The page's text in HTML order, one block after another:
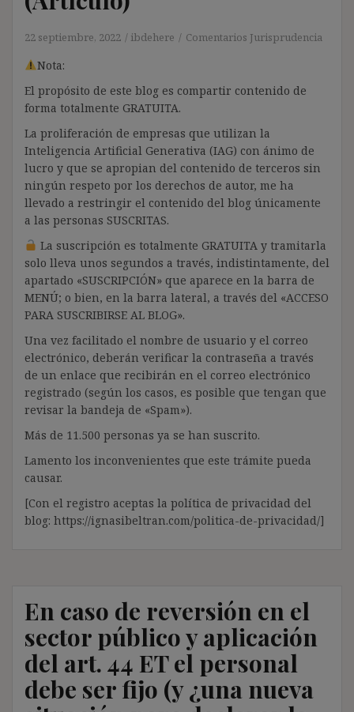
22 septiembre, 2022 ibdehere Comentarios Jurisprudencia
Nota:
El propósito de este blog es compartir contenido de
forma totalmente GRATUITA.
La proliferación de empresas que utilizan la
Inteligencia Artificial Generativa (IAG) con ánimo de
lucro y que se apropian del contenido de terceros sin
ningún respeto por los derechos de autor, me ha
llevado a restringir el contenido del blog únicamente
a las personas SUSCRITAS.
La suscripción es totalmente GRATUITA y tramitarla
solo lleva unos segundos a través, indistintamente, del
apartado «SUSCRIPCIÓN» que aparece en la barra de
MENÚ; o bien, en la barra lateral, a través del «ACCESO
PARA SUSCRIBIRSE AL BLOG».
Una vez facilitado el nombre de usuario y el correo
electrónico, deberán verificar la contraseña a través
de un enlace que recibirán en el correo electrónico
registrado (según los casos, es posible que tengan que
revisar la bandeja de «Spam»).
Más de 11.500 personas ya se han suscrito.
Lamento los inconvenientes que este trámite pueda
causar.
[Con el registro aceptas la política de privacidad del
blog: https://ignasibeltran.com/politica-de-privacidad/]
En caso de reversión en el
sector público y aplicación
del art. 44 ET el personal
debe ser fijo (y ¿una nueva